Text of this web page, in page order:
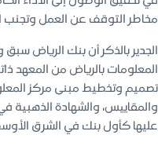
مخاطر التوقف عن العمل وتجنب
الجدير بالذكر أن بنك الرياض
المعلومات بالرياض من المعهد
تصميم وتخطيط مبنى مركز
والمقاييس، والشهادة الذهبية
عليها كأول بنك في الشرق